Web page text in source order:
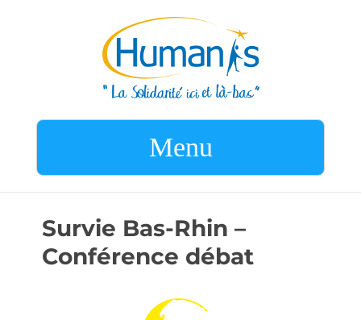
Menu
Survie Bas-Rhin –
Conférence débat